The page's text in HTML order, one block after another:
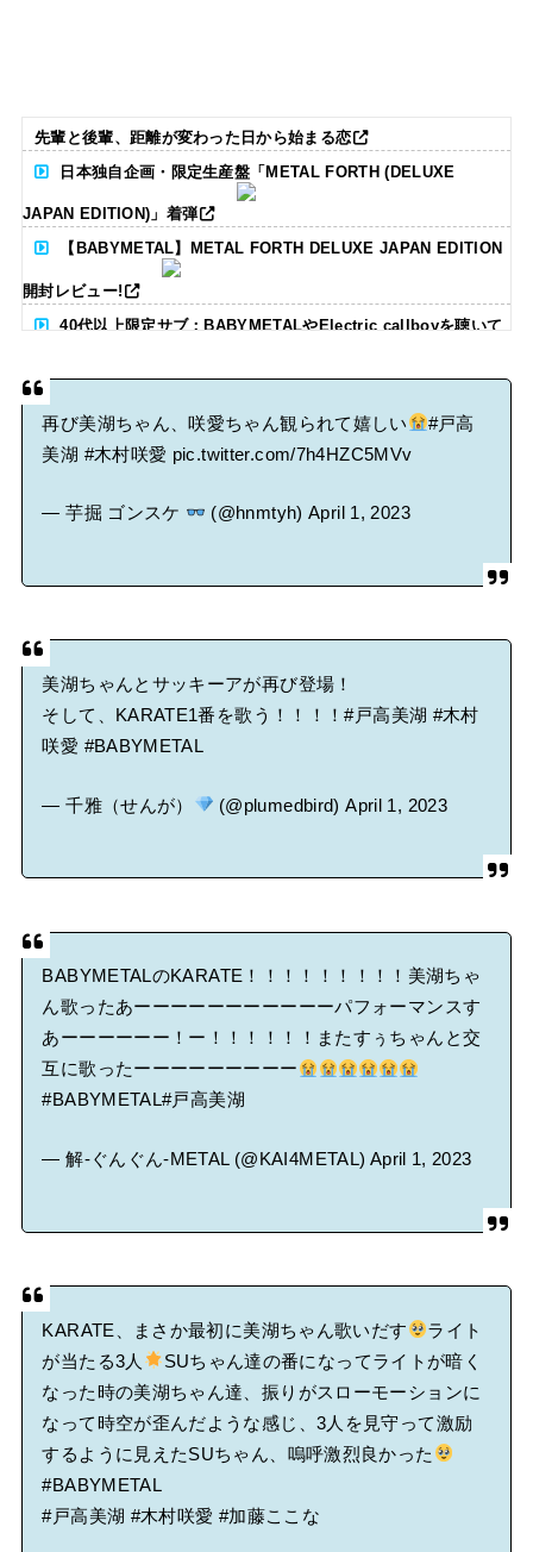
先輩と後輩、距離が変わった日から始まる恋
日本独自企画・限定生産盤「METAL FORTH (DELUXE
JAPAN EDITION)」着弾
【BABYMETAL】METAL FORTH DELUXE JAPAN EDITION
開封レビュー!
40代以上限定サブ：BABYMETALやElectric callboyを聴いて
BABYMETAL「CANNONBALL外伝」グッズ販売決定
タワーレコード新宿店にてBABYMETALのパネル展が開催中
再び美湖ちゃん、咲愛ちゃん観られて嬉しい
#戸高
美湖 #木村咲愛 pic.twitter.com/7h4HZC5MVv
— 芋掘 ゴンスケ (@hnmtyh)April 1, 2023
美湖ちゃんとサッキーアが再び登場！
そして、KARATE1番を歌う！！！！#戸高美湖 #木村
咲愛 #BABYMETAL
— 千雅（せんが） (@plumedbird)April 1, 2023
BABYMETALのKARATE！！！！！！！！！美湖ちゃ
ん歌ったあーーーーーーーーーーーパフォーマンスす
あーーーーーー！ー！！！！！！またすぅちゃんと交
互に歌ったーーーーーーーーー
#BABYMETAL#戸高美湖
— 解-ぐんぐん-METAL (@KAI4METAL) April 1, 2023
KARATE、まさか最初に美湖ちゃん歌いだす
ライト
が当たる3人
SUちゃん達の番になってライトが暗く
なった時の美湖ちゃん達、振りがスローモーションに
なって時空が歪んだような感じ、3人を見守って激励
するように見えたSUちゃん、嗚呼激烈良かった
#BABYMETAL
#戸高美湖 #木村咲愛 #加藤ここな